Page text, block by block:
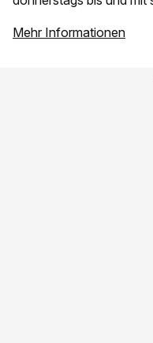
Mehr Informationen